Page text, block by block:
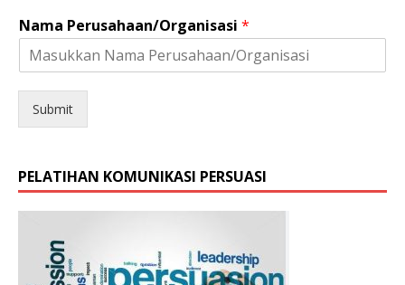
E
m
i
l
m
l
A
l
Nama Perusahaan/Organisasi *
Submit
PELATIHAN KOMUNIKASI PERSUASI